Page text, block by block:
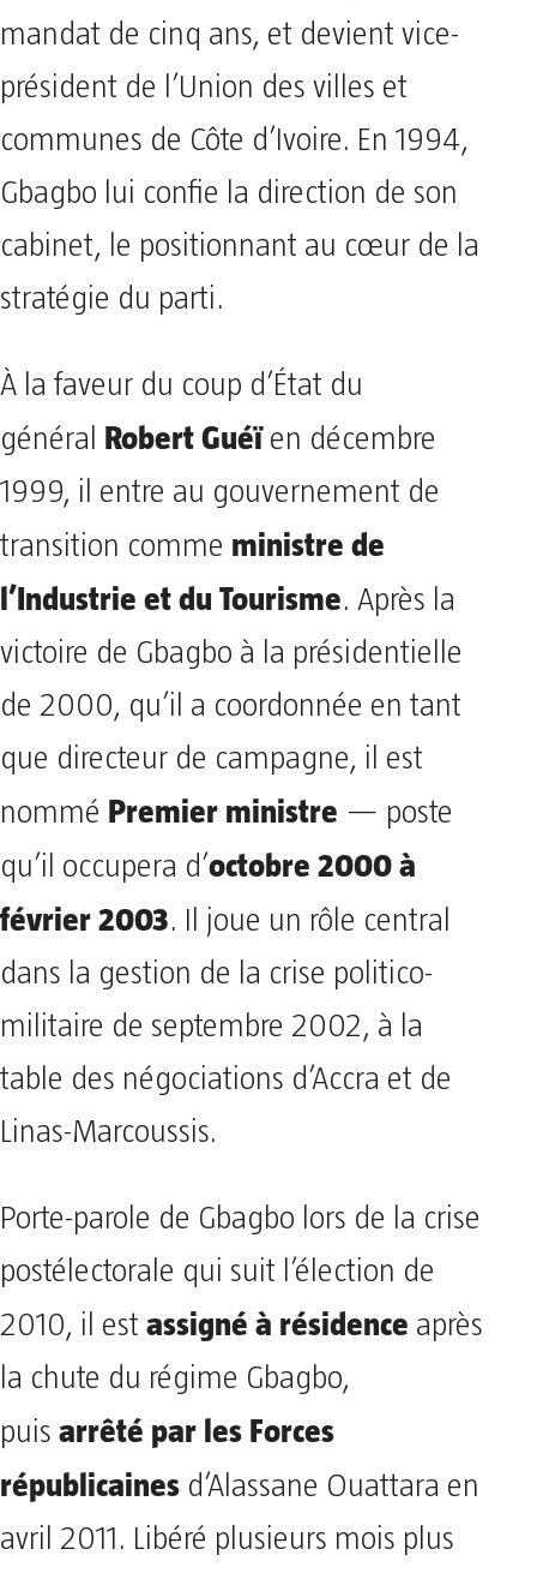
mandat de cinq ans, et devient vice-
président de l’Union des villes et
communes de Côte d’Ivoire. En 1994,
Gbagbo lui confie la direction de son
cabinet, le positionnant au cœur de la
stratégie du parti.
À la faveur du coup d’État du
général Robert Guéïen décembre
1999, il entre au gouvernement de
transition comme ministre de
l’Industrie et du Tourisme. Après la
victoire de Gbagbo à la présidentielle
de 2000, qu’il a coordonnée en tant
que directeur de campagne, il est
nommé Premier ministre — poste
qu’il occupera d’octobre 2000 à
février 2003. Il joue un rôle central
dans la gestion de la crise politico-
militaire de septembre 2002, à la
table des négociations d’Accra et de
Linas-Marcoussis.
Porte-parole de Gbagbo lors de la crise
postélectorale qui suit l’élection de
2010, il est assigné à résidence après
la chute du régime Gbagbo,
puis arrêté par les Forces
républicaines d’Alassane Ouattara en
avril 2011. Libéré plusieurs mois plus